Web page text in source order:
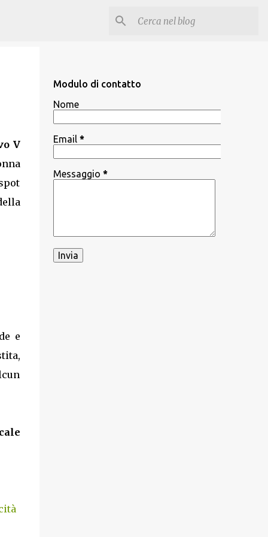
V
e
Modulo di contatto
Nome
Email *
Messaggio *